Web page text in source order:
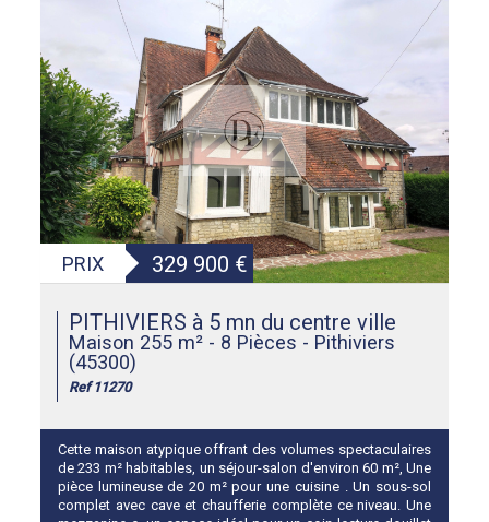
PRIX 329 900 €
PITHIVIERS à 5 mn du centre ville
Maison 255 m² - 8 Pièces - Pithiviers
(45300)
Ref 11270
Cette maison atypique offrant des volumes spectaculaires
de 233 m² habitables, un séjour-salon d'environ 60 m², Une
pièce lumineuse de 20 m² pour une cuisine . Un sous-sol
complet avec cave et chaufferie complète ce niveau. Une